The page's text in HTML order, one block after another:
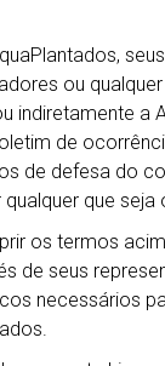
ou
indiretamente a
de
de defesa do
que seja
os termos
de seus
necessários